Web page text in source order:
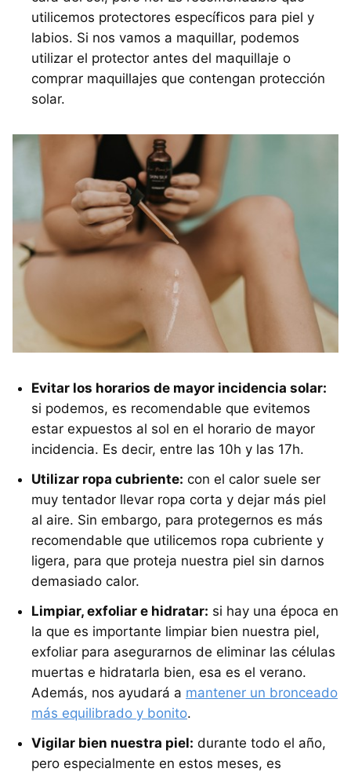
utilicemos protectores específicos para piel y
labios. Si nos vamos a maquillar, podemos
utilizar el protector antes del maquillaje o
comprar maquillajes que contengan protección
solar.
Evitar los horarios de mayor incidencia solar:
si podemos, es recomendable que evitemos
estar expuestos al sol en el horario de mayor
incidencia. Es decir, entre las 10h y las 17h.
Utilizar ropa cubriente: con el calor suele ser
muy tentador llevar ropa corta y dejar más piel
al aire. Sin embargo, para protegernos es más
recomendable que utilicemos ropa cubriente y
ligera, para que proteja nuestra piel sin darnos
demasiado calor.
Limpiar, exfoliar e hidratar: si hay una época en
la que es importante limpiar bien nuestra piel,
exfoliar para asegurarnos de eliminar las células
muertas e hidratarla bien, esa es el verano.
Además, nos ayudará a mantener un bronceado
más equilibrado y bonito.
Vigilar bien nuestra piel: durante todo el año,
pero especialmente en estos meses, es